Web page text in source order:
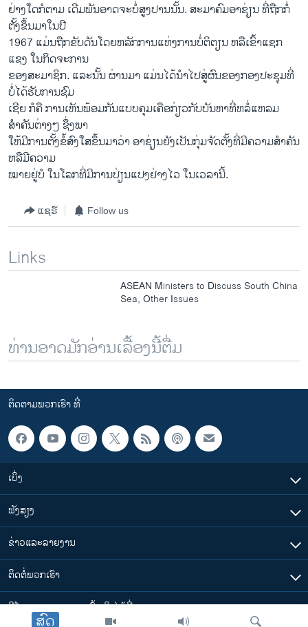
ສົດ
ຢ່າງ​ໃດ​ກໍ​ຕາມ ​ເດີມ​ພັນ​ອາດ​ຈະ​ບໍ່​ສູງ​ປານ​ນັ້ນ. ສະມາຄົມ​ອາ​ຊ່ຽນ ທີ່​ຖືກ​ກໍ່​
ຕັ້ງ​ຂຶ້ນ​ມາ​ໃນ​ປີ
1967 ​ແມ່ນ​ຖືກ​ຂັບ​ດັນ​ໂດຍ​ຫລັກການ​ແຫ່ງ​ການ​ບໍ່​ຕິຕຽນ ​ຫລື​ເຂົ້າ​ແຊກ​
ແຊງ​ ໃນ​ກິດຈະການ
ຂອງ​ສະມາຊິກ. ​ແລະ​ນັ້ນ ຜ່ານ​ມາ​ ​ແມ່ນ​ໄດ້​ນຳ​ໄປ​ສູ່​ຜົນ​ຂອງ​ກອງ​ປະຊຸມທີ່​
ບໍ່​ໄດ້​ຮັບ​ການຊົມ​
ເຊີຍ ກໍ​ຄື ການ​ເຫັນພ້ອມກັນ​ແບບ​ຄຸມ​ເຄືອກ່ຽວ​ກັບ​ບັນຫາ​ທີ່​ຫລໍ່​ແຫລມ
ສຳຄັນ​ຕ່າງໆ ຊຶ່ງ​ພາ
ໃຫ້​ມີ​ການ​ຕັ້ງ​ຂໍ້ສົງ​ໃສ​ຂຶ້ນ​ມາ​ວ່າ ອາ​ຊ່ຽນ​ຍັງ​ເປັນ​ກຸ່ມ​ຈັດ​ຕັ້ງ​ທີ່ມີ​ຄວາມ​ສຳຄັນ
ຫລືມີ​ຄວາມ
ໝາຍຢູ່​ບໍ ​ໃນ​ໂລກ​ທີ່​ມີ​ການ​ປ່ຽນ​ແປງ​ຢ່າງ​ໄວ ​ໃນ​ເວລາ​ນີ້.
ແຊຣ໌ Follow us
Links
ASEAN Ministers to Discuss South China
Sea, Other Issues
ທ່ານອາດມັກອ່ານເລື້ອງນີ້ຕື່ມ
ຕິດຕາມພວກເຮົາ ທີ່
ເບິ່ງ
ຟັງສຽງ
ຂ່າວແລະລາຍງານ
ຕິດຕໍ່ພວກເຮົາ
ວີໂອເອລາວ ສາມາດ ເຂົ້າເຖິງໄດ້ທີ່